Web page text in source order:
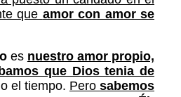
que amor con amor se
es nuestro amor propio,
que Dios tenia de
el tiempo. Perosabemos